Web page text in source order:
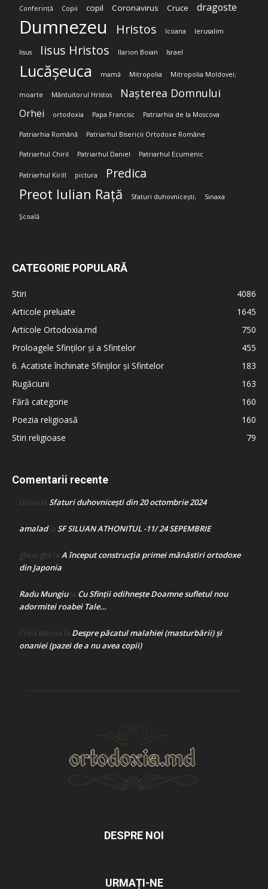
Conferință Copii copil Coronavirus Cruce dragoste
Dumnezeu Hristos Icoana Ierusalim
Iisus Iisus Hristos Ilarion Boian Israel
Lucășeuca mamă Mitropolia Mitropolia Moldovei;
moarte Mântuitorul Hristos Nașterea Domnului
Orhei ortodoxia Papa Francisc Patriarhia de la Moscova
Patriarhia Română Patriarhul Bisericii Ortodoxe Române
Patriarhul Chiril Patriarhul Daniel Patriarhul Ecumenic
Patriarhul Kirill pictura Predica
Preot Iulian Rață Sfaturi duhovnicești; Sinaxa
Școală
CATEGORIE POPULARĂ
Stiri
4086
Articole preluate
1645
Articole Ortodoxia.md
750
Proloagele Sfinților și a Sfintelor
455
6. Acatiste închinate Sfinților și Sfintelor
183
Rugăciuni
163
Fără categorie
160
Poezia religioasă
160
Stiri religioase
79
Comentarii recente
Doina la Sfaturi duhovnicești din 20 octombrie 2024
amaladla SF SILUAN ATHONITUL -11/ 24 SEPEMBRIE
gheorghe la A început construcţia primei mănăstiri ortodoxe
din Japonia
Radu Mungiula Cu Sfinții odihnește Doamne sufletul nou
adormitei roabei Tale…
Crina Marina la Despre păcatul malahiei (masturbării) şi
onaniei (pazei de a nu avea copii)
DESPRE NOI
URMAȚI-NE